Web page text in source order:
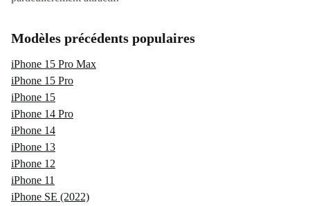
Modèles précédents populaires
iPhone 15 Pro Max
iPhone 15 Pro
iPhone 15
iPhone 14 Pro
iPhone 14
iPhone 13
iPhone 12
iPhone 11
iPhone SE (2022)